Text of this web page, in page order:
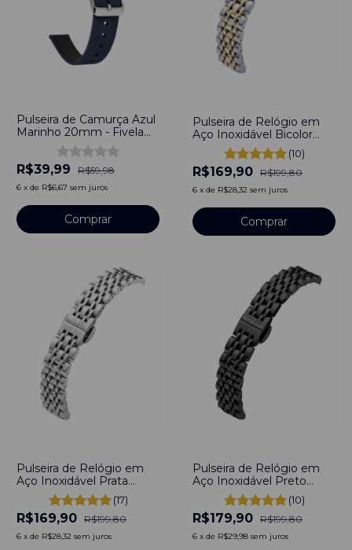
Pulseira de Camurça Azul
Marinho 20mm - Fivela
R$39,99 R$59,98
6 x de R$6,67 sem juros
Comprar
Pulseira de Relógio em
Aço Inoxidável Bicolor
10mm Engate rápido
(10)
R$169,90 R$199,80
6 x de R$28,32 sem juros
Comprar
Pulseira de Relógio em
Aço Inoxidável Prata
10mm Engate rápido
(17)
R$169,90 R$199,80
6 x de R$28,32 sem juros
Pulseira de Relógio em
Aço Inoxidável Preto
10mm Engate Rápido
(10)
R$179,90 R$199,80
6 x de R$29,98 sem juros